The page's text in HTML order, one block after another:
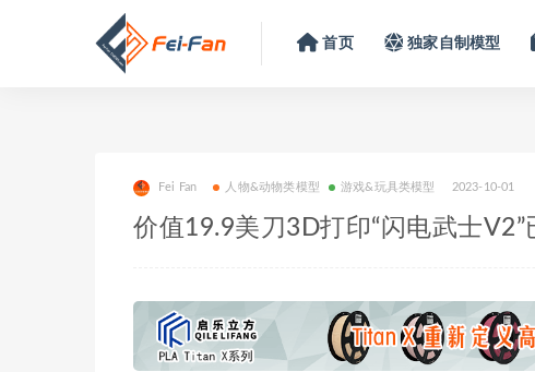
首页 独家自制模型
Fei Fan 人物&动物类模型 游戏&玩具类模型 2023-10-01
价值19.9美刀3D打印“闪电武士V2”